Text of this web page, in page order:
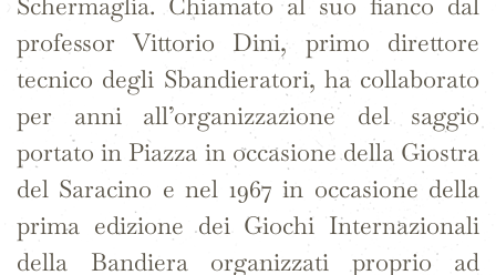
professor Vittorio Dini, primo direttore
tecnico degli Sbandieratori, ha collaborato
per anni all’organizzazione del saggio
portato in Piazza in occasione della Giostra
del Saracino e nel 1967 in occasione della
prima edizione dei Giochi Internazionali
della Bandiera organizzati proprio ad